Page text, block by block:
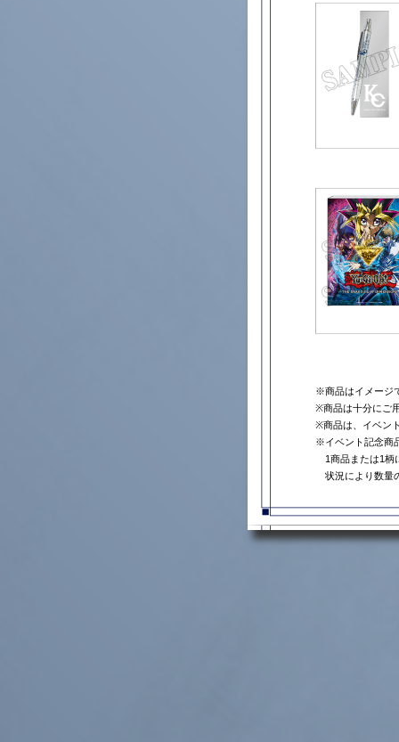
※商品はイメージ
※商品は十分にご
※商品は、イベン
※イベント記念商
1商品または1柄
状況により数量